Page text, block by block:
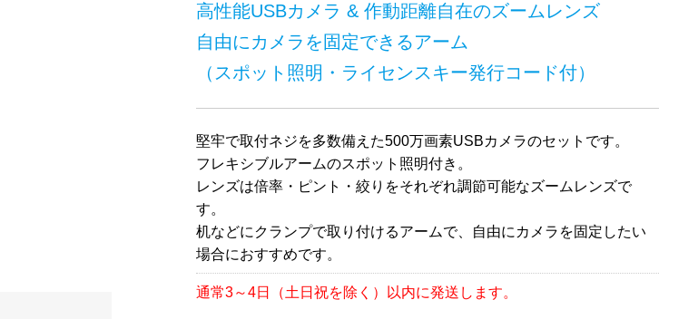
高性能USBカメラ & 作動距離自在のズームレンズ
自由にカメラを固定できるアーム
（スポット照明・ライセンスキー発行コード付）
堅牢で取付ネジを多数備えた500万画素USBカメラのセットです。
フレキシブルアームのスポット照明付き。
レンズは倍率・ピント・絞りをそれぞれ調節可能なズームレンズで
す。
机などにクランプで取り付けるアームで、自由にカメラを固定したい
場合におすすめです。
通常3～4日（土日祝を除く）以内に発送します。